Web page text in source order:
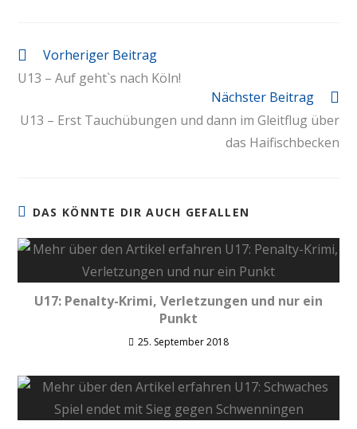
Vorheriger Beitrag
U13 – Auf geht`s nach Köln!
Nächster Beitrag
U13 – Erst Tauchübungen und dann im Gleitflug über
das Haifischbecken
DAS KÖNNTE DIR AUCH GEFALLEN
U17: Penalty-Krimi, Verletzungen und nur ein
Punkt
25. September 2018